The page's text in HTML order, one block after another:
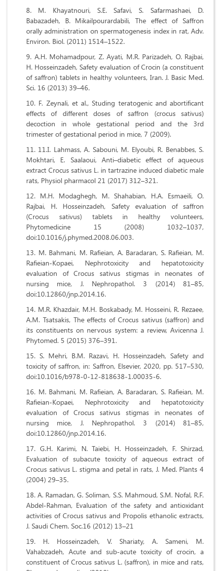
M. Khayatnouri, S.E. Safavi, S. Safarmashaei, D.
Babazadeh, B. Mikailpourardabili, The effect of Saffron
orally administration on spermatogenesis index in rat, Adv.
Environ. Biol. (2011) 1514–1522.
A.H. Mohamadpour, Z. Ayati, M.R. Parizadeh, O. Rajbai,
H. Hosseinzadeh, Safety evaluation of Crocin (a constituent
of saffron) tablets in healthy volunteers, Iran. J. Basic Med.
Sci. 16 (2013) 39–46.
F. Zeynali, et al., Studing teratogenic and abortificant
effects of different doses of saffron (crocus sativus)
decoction in whole gestational period and the 3rd
trimester of gestational period in mice, 7 (2009).
11.I. Lahmass, A. Sabouni, M. Elyoubi, R. Benabbes, S.
Mokhtari, E. Saalaoui, Anti–diabetic effect of aqueous
extract Crocus sativus L. in tartrazine induced diabetic male
rats, Physiol pharmacol 21 (2017) 312–321.
M.H. Modaghegh, M. Shahabian, H.A. Esmaeili, O.
Rajbai, H. Hosseinzadeh, Safety evaluation of saffron
(Crocus sativus) tablets in healthy volunteers,
Phytomedicine 15 (2008) 1032–1037,
doi:10.1016/j.phymed.2008.06.003.
M. Bahmani, M. Rafieian, A. Baradaran, S. Rafieian, M.
Rafieian-Kopaei, Nephrotoxicity and hepatotoxicity
evaluation of Crocus sativus stigmas in neonates of
nursing mice, J. Nephropathol. 3 (2014) 81–85,
doi:10.12860/jnp.2014.16.
M.R. Khazdair, M.H. Boskabady, M. Hosseini, R. Rezaee,
A.M. Tsatsakis, The effects of Crocus sativus (saffron) and
its constituents on nervous system: a review, Avicenna J.
Phytomed. 5 (2015) 376–391.
S. Mehri, B.M. Razavi, H. Hosseinzadeh, Safety and
toxicity of saffron, in: Saffron, Elsevier, 2020, pp. 517–530,
doi:10.1016/b978-0-12-818638-1.00035-6.
M. Bahmani, M. Rafieian, A. Baradaran, S. Rafieian, M.
Rafieian-Kopaei, Nephrotoxicity and hepatotoxicity
evaluation of Crocus sativus stigmas in neonates of
nursing mice, J. Nephropathol. 3 (2014) 81–85,
doi:10.12860/jnp.2014.16.
G.H. Karimi, N. Taiebi, H. Hosseinzadeh, F. Shirzad,
Evaluation of subacute toxicity of aqueous extract of
Crocus sativus L. stigma and petal in rats, J. Med. Plants 4
(2004) 29–35.
A. Ramadan, G. Soliman, S.S. Mahmoud, S.M. Nofal, R.F.
Abdel-Rahman, Evaluation of the safety and antioxidant
activities of Crocus sativus and Propolis ethanolic extracts,
J. Saudi Chem. Soc.16 (2012) 13–21
H. Hosseinzadeh, V. Shariaty, A. Sameni, M.
Vahabzadeh, Acute and sub-acute toxicity of crocin, a
constituent of Crocus sativus L. (saffron), in mice and rats,